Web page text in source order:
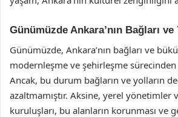
Günümüzde Ankara’nın Bağları ve
Günümüzde, Ankara’nın bağları ve
modernleşme ve şehirleşme
Ancak, bu durum bağların ve yolların
azaltmamıştır. Aksine, yerel yönetimler
kuruluşları, bu alanların korunması ve